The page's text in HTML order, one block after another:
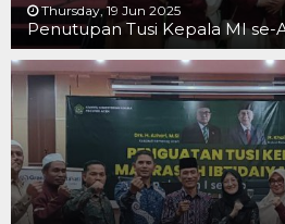
Thursday, 19 Jun 2025
Penutupan Tusi Kepala MI se-
19 JUN 2025
19 JUN 2025
16 JUN 2025